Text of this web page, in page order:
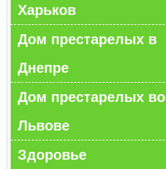
Харьков
Дом престарелых в
Днепре
Дом престарелых во
Львове
Здоровье